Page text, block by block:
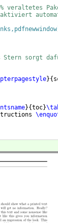
% veraltetes
aktiviert
Stern sorgt
}{
}{toc}